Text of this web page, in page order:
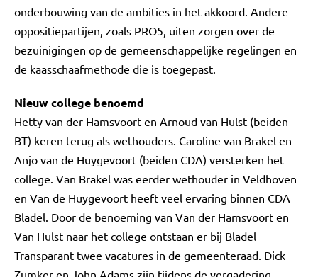
onderbouwing van de ambities in het akkoord. Andere
oppositiepartijen, zoals PRO5, uiten zorgen over de
bezuinigingen op de gemeenschappelijke regelingen en
de kaasschaafmethode die is toegepast.
Nieuw college benoemd
Hetty van der Hamsvoort en Arnoud van Hulst (beiden
BT) keren terug als wethouders. Caroline van Brakel en
Anjo van de Huygevoort (beiden CDA) versterken het
college. Van Brakel was eerder wethouder in Veldhoven
en Van de Huygevoort heeft veel ervaring binnen CDA
Bladel. Door de benoeming van Van der Hamsvoort en
Van Hulst naar het college ontstaan er bij Bladel
Transparant twee vacatures in de gemeenteraad. Dick
Zumker en John Adams zijn tijdens de vergadering